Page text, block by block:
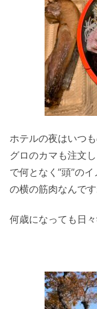
ホテルの夜はいつ
グロのカマも注文
で何となく”頭”の
の横の筋肉なんで
何歳になっても日